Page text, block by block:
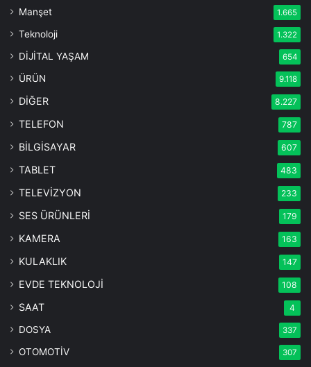
Manşet 1.665
Teknoloji 1.322
DİJİTAL YAŞAM 654
ÜRÜN 9.118
DİĞER 8.227
TELEFON 787
BİLGİSAYAR 607
TABLET 483
TELEVİZYON 233
SES ÜRÜNLERİ 179
KAMERA 163
KULAKLIK 147
EVDE TEKNOLOJİ 108
SAAT 4
DOSYA 337
OTOMOTİV 307